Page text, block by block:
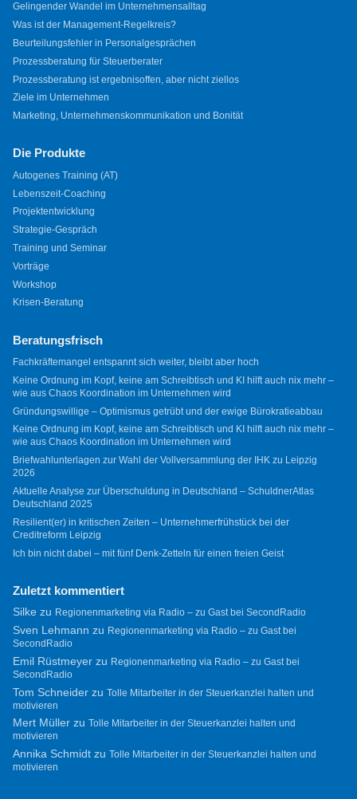
Gelingender Wandel im Unternehmensalltag
Was ist der Management-Regelkreis?
Beurteilungsfehler in Personalgesprächen
Prozessberatung für Steuerberater
Prozessberatung ist ergebnisoffen, aber nicht ziellos
Ziele im Unternehmen
Marketing, Unternehmenskommunikation und Bonität
Die Produkte
Autogenes Training (AT)
Lebenszeit-Coaching
Projektentwicklung
Strategie-Gespräch
Training und Seminar
Vorträge
Workshop
Krisen-Beratung
Beratungsfrisch
Fachkräftemangel entspannt sich weiter, bleibt aber hoch
Keine Ordnung im Kopf, keine am Schreibtisch und KI hilft auch nix mehr –
wie aus Chaos Koordination im Unternehmen wird
Gründungswillige – Optimismus getrübt und der ewige Bürokratieabbau
Keine Ordnung im Kopf, keine am Schreibtisch und KI hilft auch nix mehr –
wie aus Chaos Koordination im Unternehmen wird
Briefwahlunterlagen zur Wahl der Vollversammlung der IHK zu Leipzig
2026
Aktuelle Analyse zur Überschuldung in Deutschland – SchuldnerAtlas
Deutschland 2025
Resilient(er) in kritischen Zeiten – Unternehmerfrühstück bei der
Creditreform Leipzig
Ich bin nicht dabei – mit fünf Denk-Zetteln für einen freien Geist
Zuletzt kommentiert
Silkezu Regionenmarketing via Radio – zu Gast bei SecondRadio
Sven Lehmann zu Regionenmarketing via Radio – zu Gast bei
SecondRadio
Emil Rüstmeyerzu Regionenmarketing via Radio – zu Gast bei
SecondRadio
Tom Schneiderzu Tolle Mitarbeiter in der Steuerkanzlei halten und
motivieren
Mert Müllerzu Tolle Mitarbeiter in der Steuerkanzlei halten und
motivieren
Annika Schmidtzu Tolle Mitarbeiter in der Steuerkanzlei halten und
motivieren